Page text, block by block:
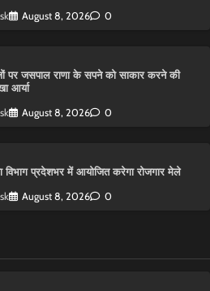
August 8, 2026 0
पर जसपाल राणा के सपने को साकार करने की
आर्या
August 8, 2026 0
विभाग प्रदेशभर में आयोजित करेगा रोजगार मेले
August 8, 2026 0